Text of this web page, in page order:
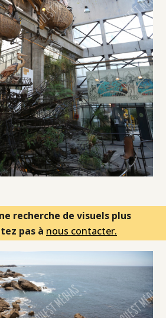
recherche de visuels plus
pas à nous contacter.